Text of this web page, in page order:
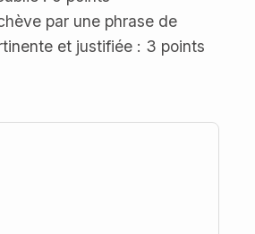
par une phrase de
et justifiée : 3 points